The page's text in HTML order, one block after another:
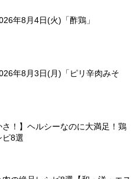
年8月4日(火)「酢鶏」
年8月3日(月)「ピリ辛肉みそ
さ！】ヘルシーなのに大満足！鶏
ピ8選